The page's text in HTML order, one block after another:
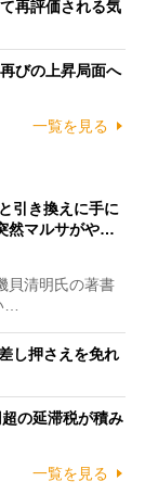
再評価される気
びの上昇局面へ
一覧を見る
引き換えに手に
然マルサがや…
貝清明氏の著書
…
し押さえを免れ
の延滞税が積み
一覧を見る